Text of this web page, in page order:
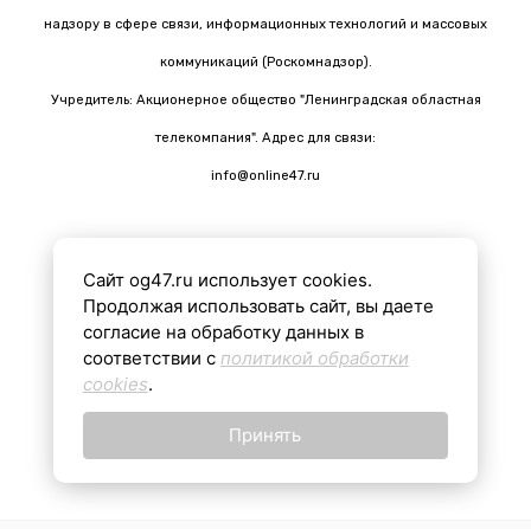
надзору в сфере связи, информационных технологий и массовых
коммуникаций (Роскомнадзор).
Учредитель: Акционерное общество "Ленинградская областная
телекомпания". Адрес для связи:
info@online47.ru
Все материалы на сайте подготовлены с помощью ИИ
16+
Сайт og47.ru использует cookies.
Продолжая использовать сайт, вы даете
согласие на обработку данных в
соответствии с политикой обработки
cookies.
Принять